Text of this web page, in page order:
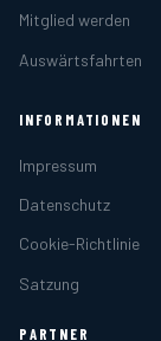
Mitglied werden
Auswärtsfahrten
INFORMATIONEN
Impressum
Datenschutz
Cookie-Richtlinie
Satzung
PARTNER